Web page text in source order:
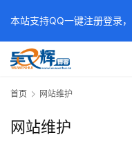
首页 网站维护
网站维护
本站支持QQ一键注册登录